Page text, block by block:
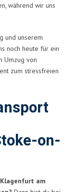
während wir uns
und unserem
noch heute für ein
Umzug von
zum stressfreien
on-
am